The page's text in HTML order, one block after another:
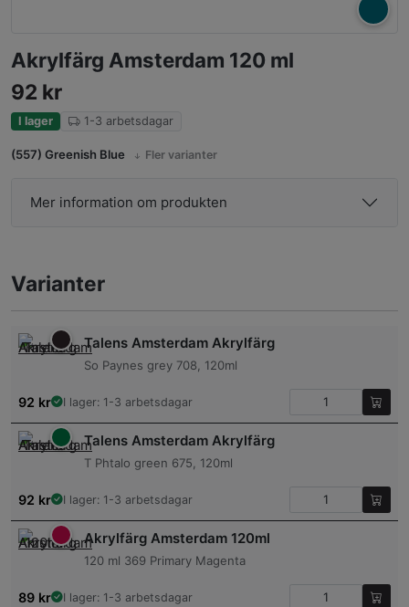
Akrylfärg Amsterdam 120 ml
92 kr
I lager 1-3 arbetsdagar
(557) Greenish Blue Fler varianter
Mer information om produkten
Varianter
Talens Amsterdam Akrylfärg
So Paynes grey 708, 120ml
92 kr I lager: 1-3 arbetsdagar
Talens Amsterdam Akrylfärg
T Phtalo green 675, 120ml
92 kr I lager: 1-3 arbetsdagar
Akrylfärg Amsterdam 120ml
120 ml 369 Primary Magenta
89 kr I lager: 1-3 arbetsdagar